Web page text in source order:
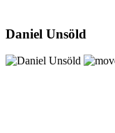
Daniel Unsöld